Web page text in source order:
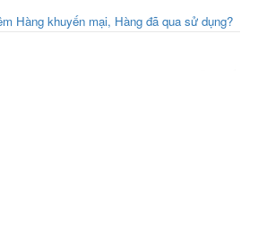
Hàng khuyến mại, Hàng đã qua sử dụng?